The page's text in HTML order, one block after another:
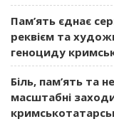
Пам’ять єднає
реквієм та
геноциду
Біль, пам’ять та
масштабні